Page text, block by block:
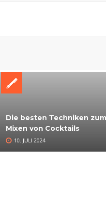
Die besten Techniken zum
Mixen von Cocktails
10. JULI 2024